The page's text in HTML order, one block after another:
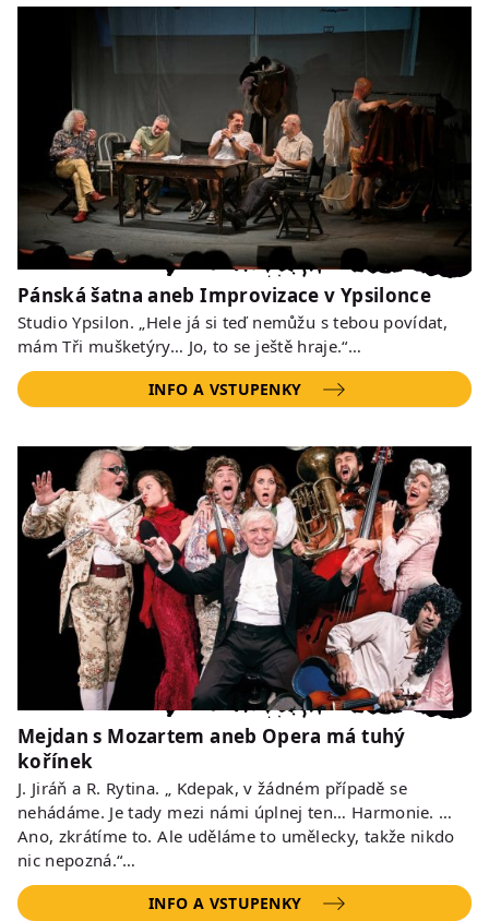
Pánská šatna aneb Improvizace v Ypsilonce
Studio Ypsilon. „Hele já si teď nemůžu s tebou povídat,
mám Tři mušketýry… Jo, to se ještě hraje.“…
INFO A VSTUPENKY
Mejdan s Mozartem aneb Opera má tuhý
kořínek
J. Jiráň a R. Rytina. „ Kdepak, v žádném případě se
nehádáme. Je tady mezi námi úplnej ten… Harmonie. …
Ano, zkrátíme to. Ale uděláme to umělecky, takže nikdo
nic nepozná.“…
INFO A VSTUPENKY